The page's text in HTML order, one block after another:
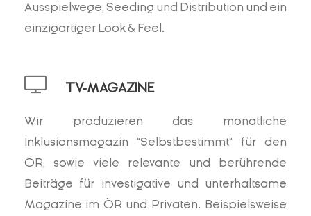
Ausspielwege, Seeding und Distribution und ein
einzigartiger Look & Feel.
TV-MAGAZINE
Wir produzieren das monatliche
Inklusionsmagazin “Selbstbestimmt” für den
ÖR, sowie viele relevante und berührende
Beiträge für investigative und unterhaltsame
Magazine im ÖR und Privaten. Beispielsweise